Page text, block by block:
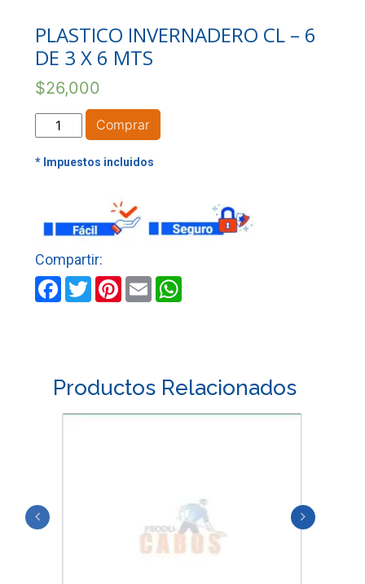
PLASTICO INVERNADERO CL – 6
DE 3 X 6 MTS
$26,000
PLASTICO
INVERNADERO
CL
DE
X
6
MTS
Comprar
Facebook
TwitterPinterest
EmailWhatsApp
Productos Relacionados